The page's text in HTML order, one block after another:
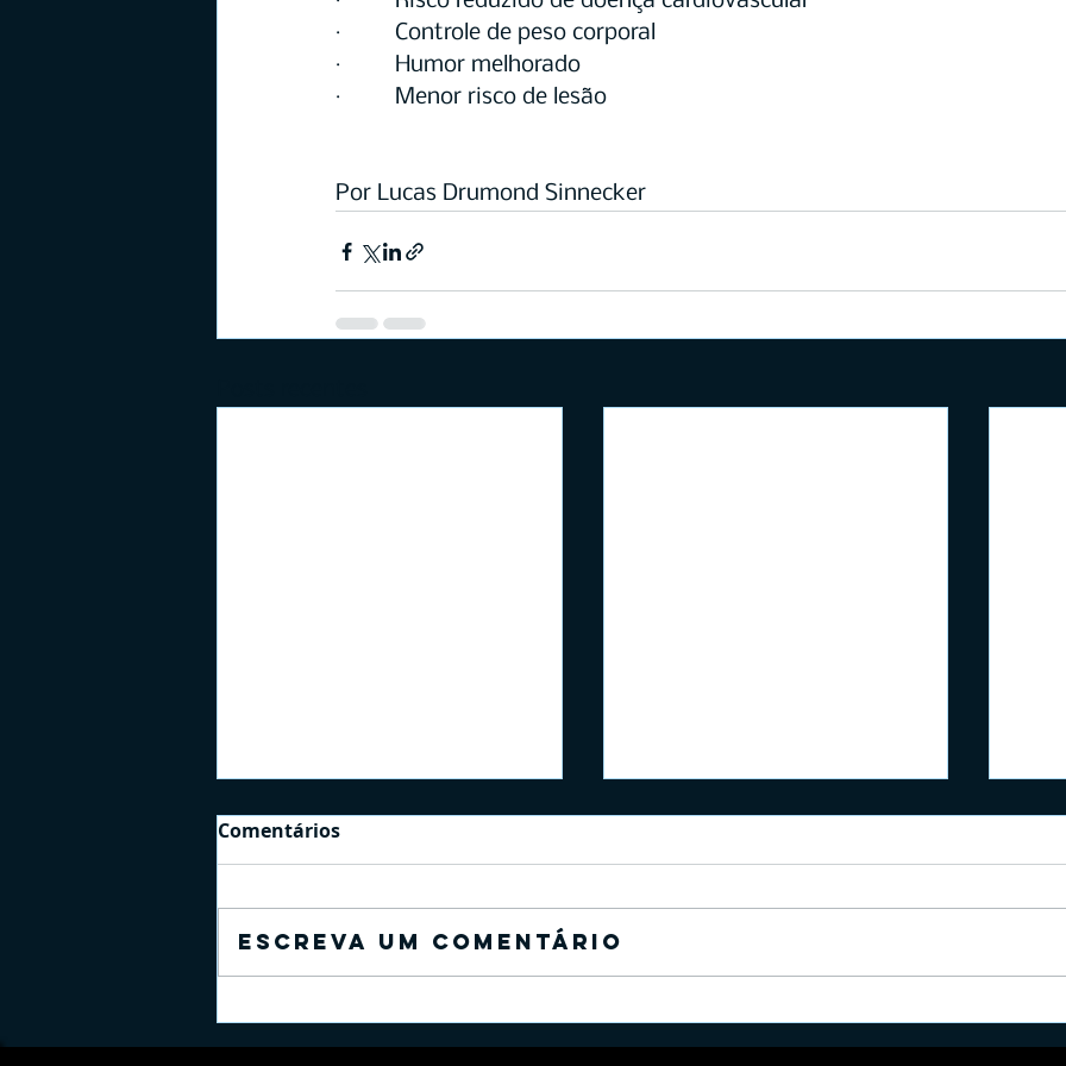
·         Controle de peso corporal
·         Humor melhorado
·         Menor risco de lesão
Por Lucas Drumond Sinnecker
O Treino Invisível: Por Que
o Sono é o Suplemento
Como Escolher um Agente
para Seu Filho: O Guia
Comentários
Escreva um comentário